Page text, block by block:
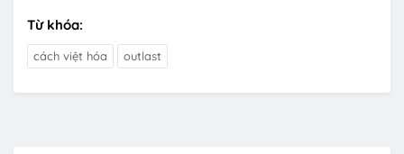
Từ khóa:
cách việt hóa outlast